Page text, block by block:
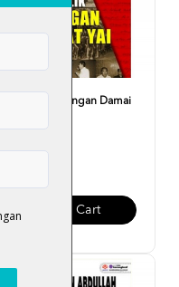
Sebalik Rundingan Damai
38.00
Add To Cart